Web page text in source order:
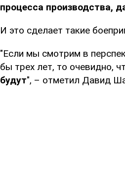
процесса производства,
И это сделает такие
"Если мы смотрим в
бы трех лет, то очевидно,
будут", – отметил Давид